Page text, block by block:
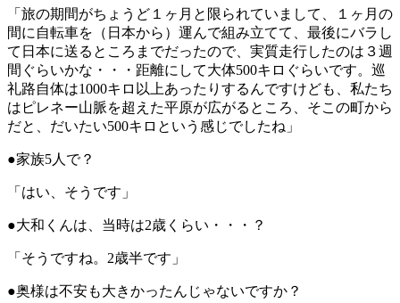
「旅の期間がちょうど１ヶ月と限られていまして、１ヶ月の
間に自転車を（日本から）運んで組み立てて、最後にバラし
て日本に送るところまでだったので、実質走行したのは３週
間ぐらいかな・・・距離にして大体500キロぐらいです。巡
礼路自体は1000キロ以上あったりするんですけども、私たち
はピレネー山脈を超えた平原が広がるところ、そこの町から
だと、だいたい500キロという感じでしたね」
●家族5人で？
「はい、そうです」
●大和くんは、当時は2歳くらい・・・？
「そうですね。2歳半です」
●奥様は不安も大きかったんじゃないですか？